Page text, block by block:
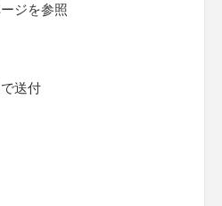
ジを参照
送付